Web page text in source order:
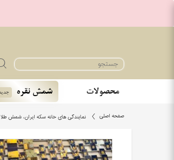
محصولات شمش نقره
صفحه اصلی نمایندگی های خانه سکه ایران، شمش طلا